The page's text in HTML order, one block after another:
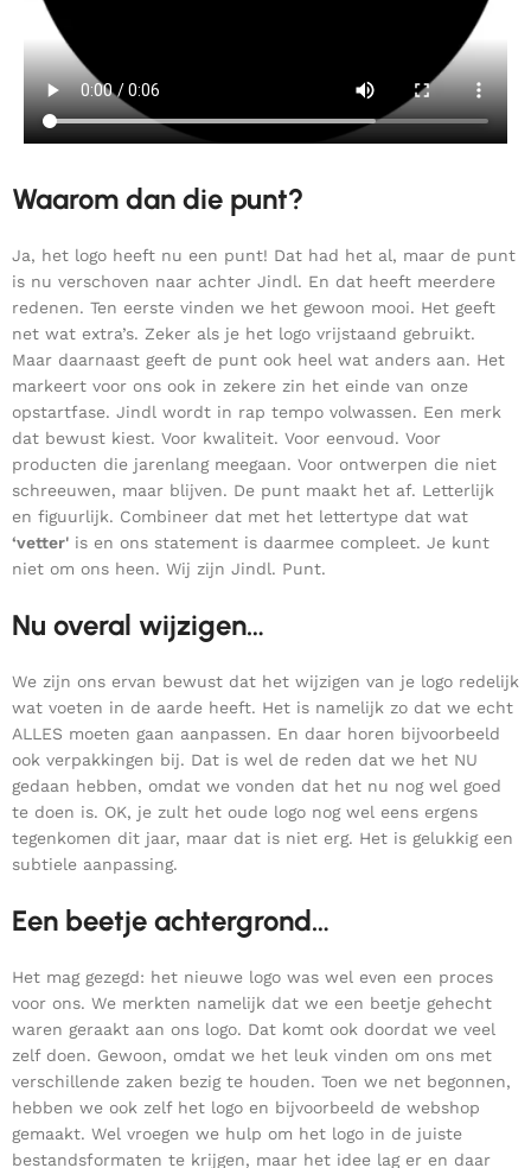
Waarom dan die punt?
Ja, het logo heeft nu een punt! Dat had het al, maar de punt
is nu verschoven naar achter Jindl. En dat heeft meerdere
redenen. Ten eerste vinden we het gewoon mooi. Het geeft
net wat extra’s. Zeker als je het logo vrijstaand gebruikt.
Maar daarnaast geeft de punt ook heel wat anders aan. Het
markeert voor ons ook in zekere zin het einde van onze
opstartfase. Jindl wordt in rap tempo volwassen. Een merk
dat bewust kiest. Voor kwaliteit. Voor eenvoud. Voor
producten die jarenlang meegaan. Voor ontwerpen die niet
schreeuwen, maar blijven. De punt maakt het af. Letterlijk
en figuurlijk. Combineer dat met het lettertype dat wat
‘vetter' is en ons statement is daarmee compleet. Je kunt
niet om ons heen. Wij zijn Jindl. Punt.
Nu overal wijzigen…
We zijn ons ervan bewust dat het wijzigen van je logo redelijk
wat voeten in de aarde heeft. Het is namelijk zo dat we echt
ALLES moeten gaan aanpassen. En daar horen bijvoorbeeld
ook verpakkingen bij. Dat is wel de reden dat we het NU
gedaan hebben, omdat we vonden dat het nu nog wel goed
te doen is. OK, je zult het oude logo nog wel eens ergens
tegenkomen dit jaar, maar dat is niet erg. Het is gelukkig een
subtiele aanpassing.
Een beetje achtergrond…
Het mag gezegd: het nieuwe logo was wel even een proces
voor ons. We merkten namelijk dat we een beetje gehecht
waren geraakt aan ons logo. Dat komt ook doordat we veel
zelf doen. Gewoon, omdat we het leuk vinden om ons met
verschillende zaken bezig te houden. Toen we net begonnen,
hebben we ook zelf het logo en bijvoorbeeld de webshop
gemaakt. Wel vroegen we hulp om het logo in de juiste
bestandsformaten te krijgen, maar het idee lag er en daar